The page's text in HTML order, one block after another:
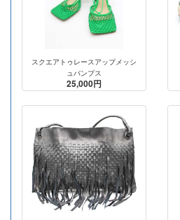
スクエアトゥレースアップメッシ
ュパンプス
25,000円